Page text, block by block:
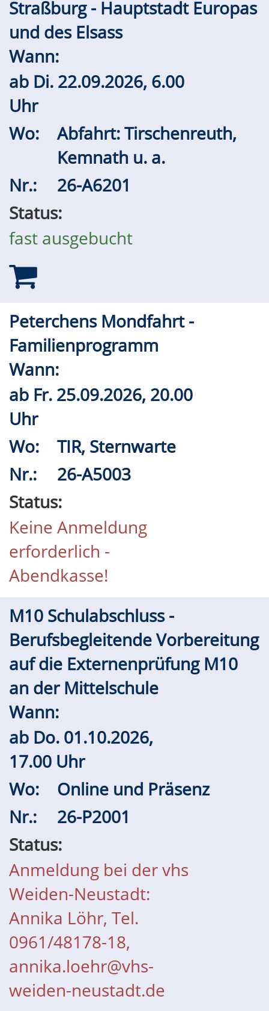
Straßburg - Hauptstadt Europas
und des Elsass
Wann:
ab Di. 22.09.2026, 6.00
Uhr
Wo:
Abfahrt: Tirschenreuth,
Kemnath u. a.
Nr.:
26-A6201
Status:
fast ausgebucht
Peterchens Mondfahrt -
Familienprogramm
Wann:
ab Fr. 25.09.2026, 20.00
Uhr
Wo:
TIR, Sternwarte
Nr.:
26-A5003
Status:
Keine Anmeldung
erforderlich -
Abendkasse!
M10 Schulabschluss -
Berufsbegleitende Vorbereitung
auf die Externenprüfung M10
an der Mittelschule
Wann:
ab Do. 01.10.2026,
17.00 Uhr
Wo:
Online und Präsenz
Nr.:
26-P2001
Status:
Anmeldung bei der vhs
Weiden-Neustadt:
Annika Löhr, Tel.
0961/48178-18,
annika.loehr@vhs-
weiden-neustadt.de